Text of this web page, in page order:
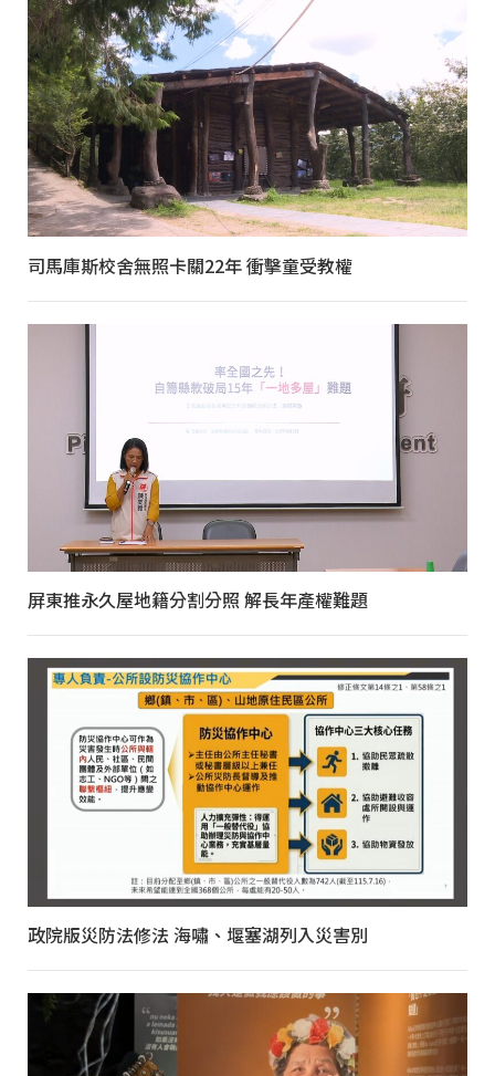
司馬庫斯校舍無照卡關22年 衝擊童受教權
屏東推永久屋地籍分割分照 解長年產權難題
政院版災防法修法 海嘯、堰塞湖列入災害別